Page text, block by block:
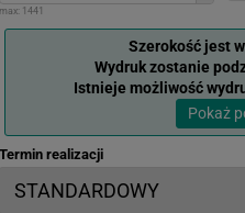
max: 1441
Szerokość jest
Wydruk zostanie
Istnieje możliwość
Pokaż
Termin realizacji